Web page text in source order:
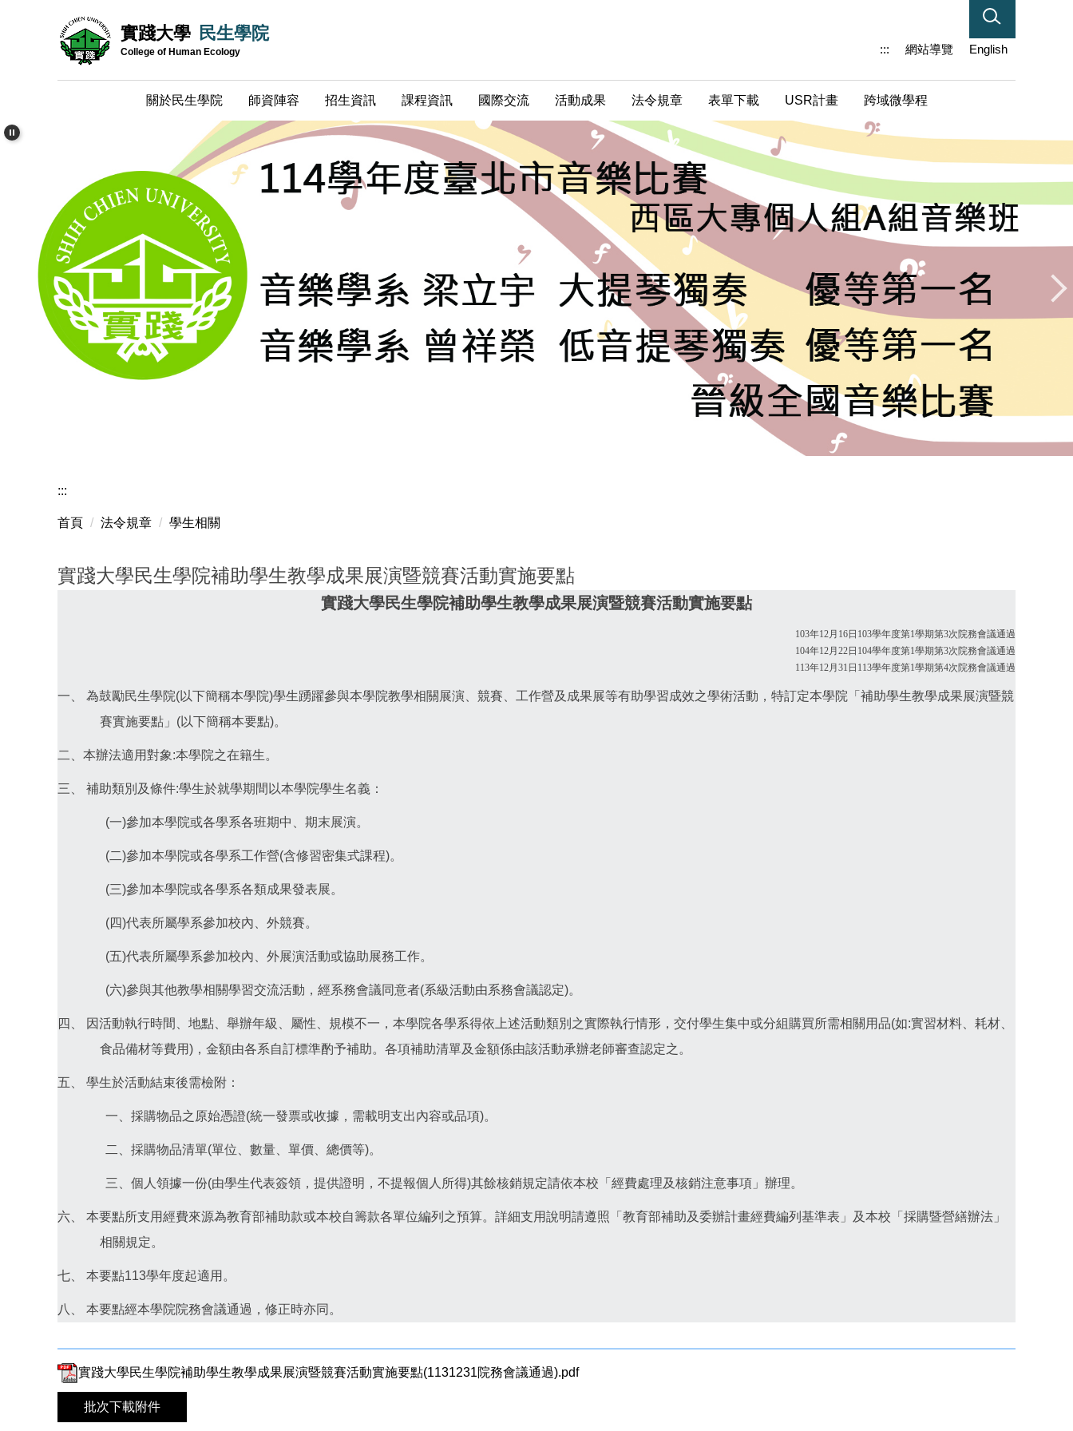
區
實踐大學 民生學院
College of Human Ecology ::: 網站導覽 English
關於民生學院 師資陣容 招生資訊 課程資訊 國際交流 活動成果 法令規章 表單下載 USR計畫 跨域微學程
:::
首頁 法令規章 學生相關
實踐大學民生學院補助學生教學成果展演暨競賽活動實施要點
實踐大學民生學院補助學生教學成果展演暨競賽活動實施要點
103年12月16日103學年度第1學期第3次院務會議通過
104年12月22日104學年度第1學期第3次院務會議通過
113年12月31日113學年度第1學期第4次院務會議通過
一、 為鼓勵民生學院(以下簡稱本學院)學生踴躍參與本學院教學相關展演、競賽、工作營及成果展等有助學習成效之學術活動，特訂定本學院「補助學生教學成果展演暨競
賽實施要點」(以下簡稱本要點)。
二、本辦法適用對象:本學院之在籍生。
三、 補助類別及條件:學生於就學期間以本學院學生名義：
(一)參加本學院或各學系各班期中、期末展演。
(二)參加本學院或各學系工作營(含修習密集式課程)。
(三)參加本學院或各學系各類成果發表展。
(四)代表所屬學系參加校內、外競賽。
(五)代表所屬學系參加校內、外展演活動或協助展務工作。
(六)參與其他教學相關學習交流活動，經系務會議同意者(系級活動由系務會議認定)。
四、 因活動執行時間、地點、舉辦年級、屬性、規模不一，本學院各學系得依上述活動類別之實際執行情形，交付學生集中或分組購買所需相關用品(如:實習材料、耗材、
食品備材等費用)，金額由各系自訂標準酌予補助。各項補助清單及金額係由該活動承辦老師審查認定之。
五、 學生於活動結束後需檢附：
一、採購物品之原始憑證(統一發票或收據，需載明支出內容或品項)。
二、採購物品清單(單位、數量、單價、總價等)。
三、個人領據一份(由學生代表簽領，提供證明，不提報個人所得)其餘核銷規定請依本校「經費處理及核銷注意事項」辦理。
六、 本要點所支用經費來源為教育部補助款或本校自籌款各單位編列之預算。詳細支用說明請遵照「教育部補助及委辦計畫經費編列基準表」及本校「採購暨營繕辦法」
相關規定。
七、 本要點113學年度起適用。
八、 本要點經本學院院務會議通過，修正時亦同。
實踐大學民生學院補助學生教學成果展演暨競賽活動實施要點(1131231院務會議通過).pdf
批次下載附件